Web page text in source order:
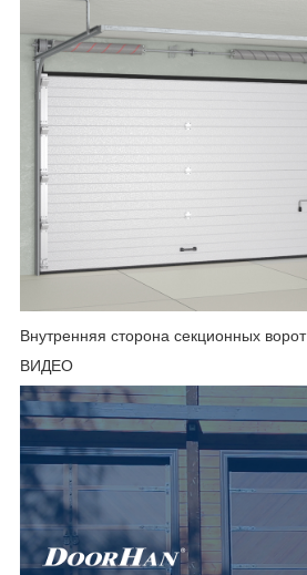
Внутренняя сторона секционных ворот
ВИДЕО